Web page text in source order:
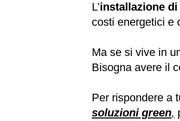
L’installazione
costi energetici e
Ma se si vive in
Bisogna avere il
Per rispondere a
soluzioni green,